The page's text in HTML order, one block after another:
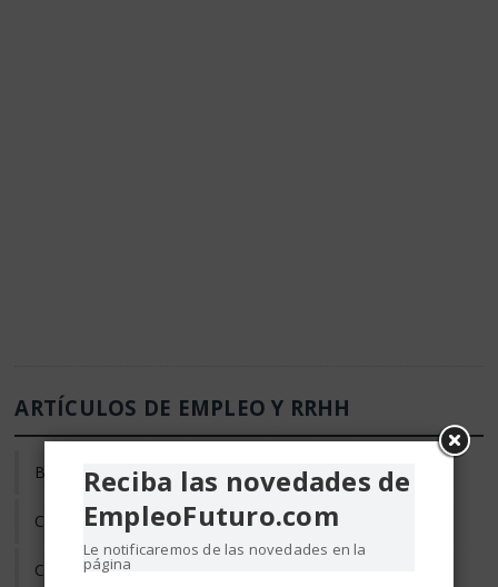
ARTÍCULOS DE EMPLEO Y RRHH
Búsqueda de Empleo
Clima laboral
Coaching
Reciba las novedades de
EmpleoFuturo.com
Le notificaremos de las novedades en la
página